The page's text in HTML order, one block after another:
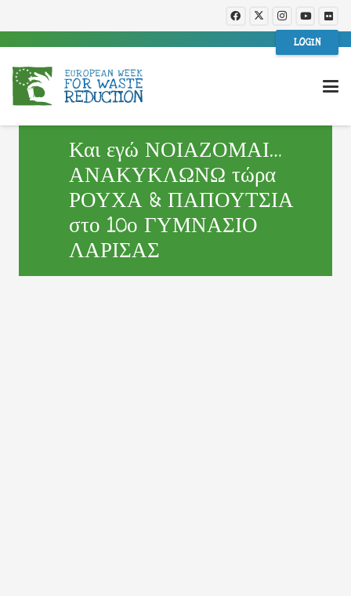
LOGIN
Και εγώ ΝΟΙΑΖΟΜΑΙ…
ΑΝΑΚΥΚΛΩΝΩ τώρα
ΡΟΥΧΑ & ΠΑΠΟΥΤΣΙΑ
στο 10ο ΓΥΜΝΑΣΙΟ
ΛΑΡΙΣΑΣ